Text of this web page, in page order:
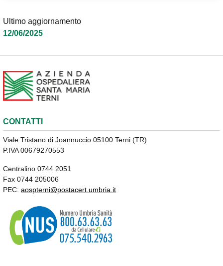
Ultimo aggiornamento
12/06/2025
CONTATTI
Viale Tristano di Joannuccio 05100 Terni (TR)
P.IVA 00679270553
Centralino 0744 2051
Fax 0744 205006
PEC: aospterni@postacert.umbria.it